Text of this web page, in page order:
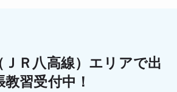
ＪＲ八高線）エリアで出
教習受付中！